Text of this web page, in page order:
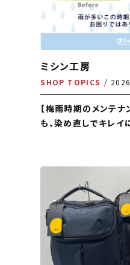
ミシン工房
SHOP TOPICS
【梅雨時期のメンテ
も、染め直しでキレイ